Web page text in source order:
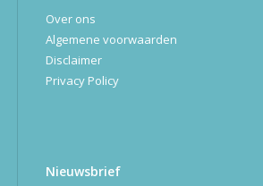
Over ons
Algemene voorwaarden
Disclaimer
Privacy Policy
Nieuwsbrief